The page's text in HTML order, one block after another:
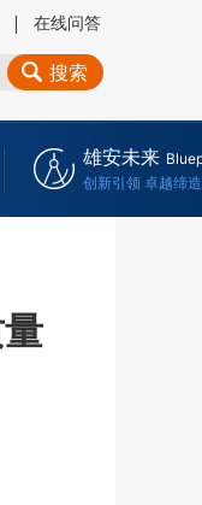
在线问答
搜索
雄安未来
创新引领 卓越缔造